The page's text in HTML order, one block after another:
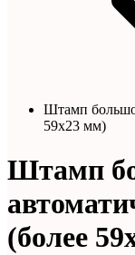
Штамп
59х23 мм)
Штамп
(более